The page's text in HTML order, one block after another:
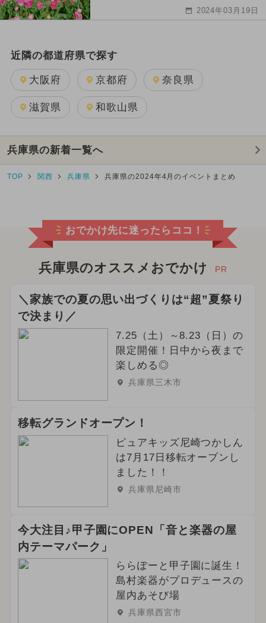
2024年03月19日
近隣の都道府県で探す
大阪府 京都府 奈良県
滋賀県 和歌山県
兵庫県の新着一覧へ
TOP 関西 兵庫県 兵庫県の2024年4月のイベントまとめ
おでかけ先に迷ったらココ！
兵庫県のオススメおでかけ PR
＼家族での夏の思い出づくりは“超”夏祭り
で決まり／
7.25（土）～8.23（日）の
限定開催！日中から夜まで
楽しめる◎
兵庫県三木市
移転グランドオープン！
ピュアキッズ尼崎つかしん
は7月17日移転オープンし
ました！！
兵庫県尼崎市
今大注目♪甲子園にOPEN「音と楽器の屋
内テーマパーク」
ららぽーと甲子園に誕生！
島村楽器がプロデュースの
屋内あそび場
兵庫県西宮市